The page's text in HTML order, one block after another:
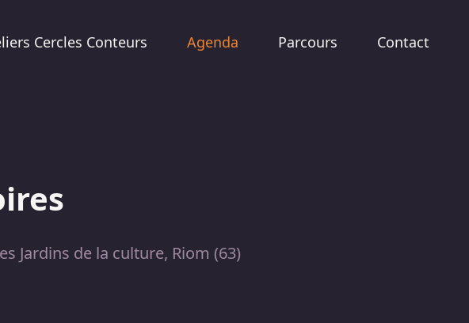
Cercles Conteurs Agenda Parcours Contact
Jardins de la culture, Riom (63)